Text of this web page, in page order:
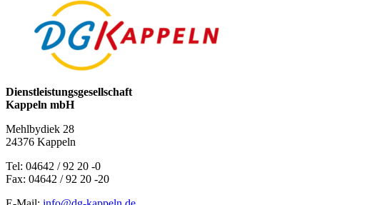
Dienstleistungsgesellschaft
Kappeln mbH
Mehlbydiek 28
24376 Kappeln
Tel: 04642 / 92 20 -0
Fax: 04642 / 92 20 -20